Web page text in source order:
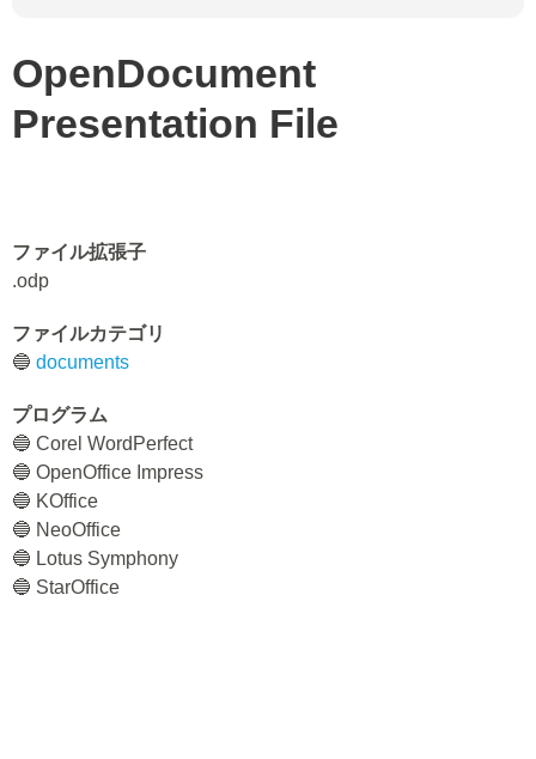
OpenDocument
Presentation File
ファイル拡張子
.odp
ファイルカテゴリ
🔵 documents
プログラム
🔵 Corel WordPerfect
🔵 OpenOffice Impress
🔵 KOffice
🔵 NeoOffice
🔵 Lotus Symphony
🔵 StarOffice